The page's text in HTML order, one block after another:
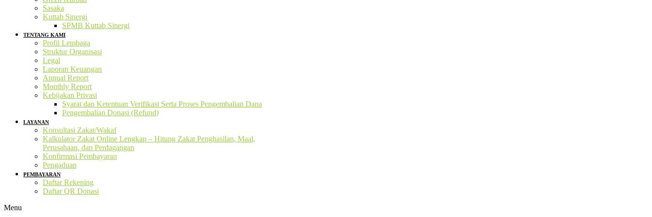
Sasaka
Kuttab Sinergi
SPMB Kuttab Sinergi
TENTANG KAMI
Profil Lembaga
Struktur Organisasi
Legal
Laporan Keuangan
Annual Report
Monthly Report
Kebijakan Privasi
Syarat dan Ketentuan Verifikasi Serta Proses Pengembalian Dana
Pengembalian Donasi (Refund)
LAYANAN
Konsultasi Zakat/Wakaf
Kalkulator Zakat Online Lengkap – Hitung Zakat Penghasilan, Maal,
Perusahaan, dan Perdagangan
Konfirmasi Pembayaran
Pengaduan
PEMBAYARAN
Daftar Rekening
Daftar QR Donasi
Menu